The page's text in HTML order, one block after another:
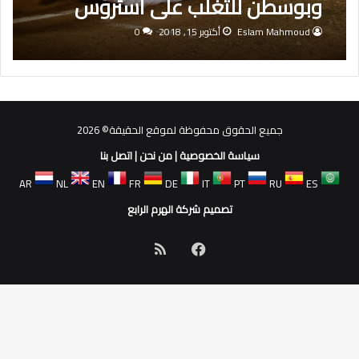
Eslam Mahmoud أكتوبر 15, 2018 0
جميع الحقوق محفوظة لموقع الحقيقة© 2026
سياسة الخصوصية|من نحن|اتصل بنا
AR
NL EN FR DE IT PT RU
ES
تصميم شركة الهرم الرابع
فيسبوك
الموقع